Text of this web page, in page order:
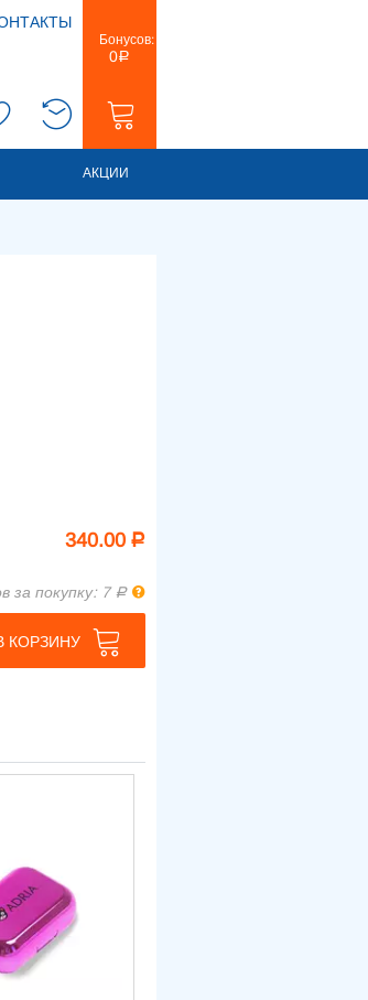
Бонусов:
0Р
АКЦИИ
340.00 Р
за покупку: 7 Р Правила бонусной программы
КОРЗИНУ